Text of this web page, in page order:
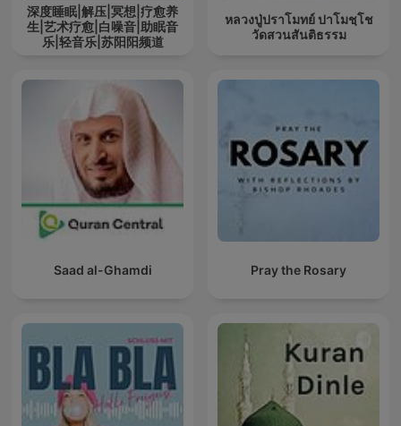
深度睡眠|解压|冥想|疗愈养
生|艺术疗愈|白噪音|助眠音
乐|轻音乐|苏阳阳频道
หลวงปู่ปราโมทย์ ปาโมชฺโช
วัดสวนสันติธรรม
Saad al-Ghamdi Pray the Rosary